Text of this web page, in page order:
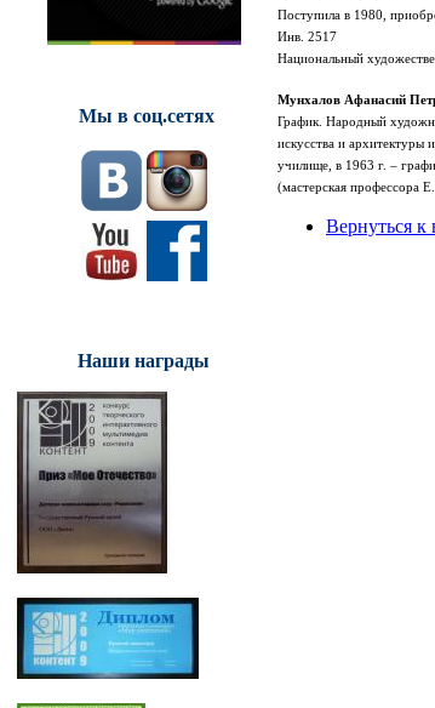
Мы в соц.сетях
Наши награды
Поступила в 1980,
Инв. 2517
Национальный
Мунхалов Афанасий
График. Народный
искусства и
училище, в 1963 г. –
(мастерская профессора
Вернуться